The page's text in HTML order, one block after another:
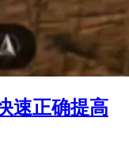
速正确提高